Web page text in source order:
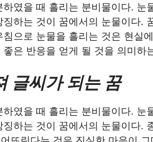
였을 때 흘리는 분비물이다. 눈
하는 것이 꿈에서의 눈물이다.
으로 눈물을 흘리는 것은 현실
은 반응을 얻게 될 것을 의미하
글씨가 되는 꿈
였을 때 흘리는 분비물이다. 눈
하는 것이 꿈에서의 눈물이다.